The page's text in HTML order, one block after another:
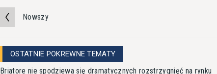
Nowszy
OSTATNIE POKREWNE TEMATY
Briatore nie spodziewa się dramatycznych rozstrzygnięć na rynku